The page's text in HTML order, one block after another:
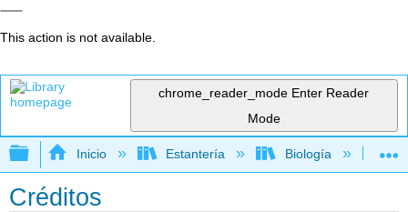
This action is not available.
chrome_reader_mode Enter Reader
Mode
Expandir/contraer jerarquía global
Inicio Estantería Biología
Créditos